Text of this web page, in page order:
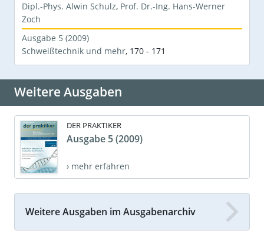
Dipl.-Phys. Alwin Schulz, Prof. Dr.-Ing. Hans-Werner
Zoch
Ausgabe 5 (2009)
Schweißtechnik und mehr, 170 - 171
Weitere Ausgaben
DER PRAKTIKER
Ausgabe 5 (2009)
› mehr erfahren
Weitere Ausgaben im Ausgabenarchiv